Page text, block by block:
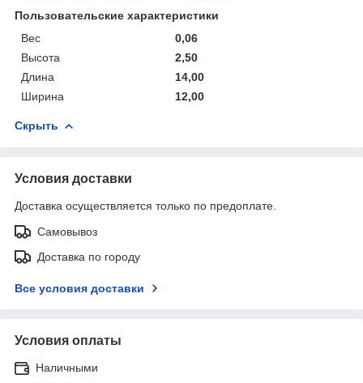
Пользовательские характеристики
Вес
0,06
Высота
2,50
Длина
14,00
Ширина
12,00
Скрыть
Условия доставки
Доставка осуществляется только по предоплате.
Самовывоз
Доставка по городу
Все условия доставки
Условия оплаты
Наличными